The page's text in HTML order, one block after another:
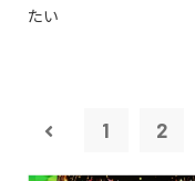
たい
1 2